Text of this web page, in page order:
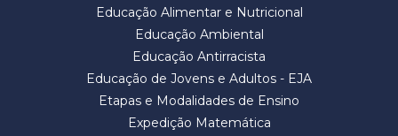
Educação Alimentar e Nutricional
Educação Ambiental
Educação Antirracista
Educação de Jovens e Adultos - EJA
Etapas e Modalidades de Ensino
Expedição Matemática